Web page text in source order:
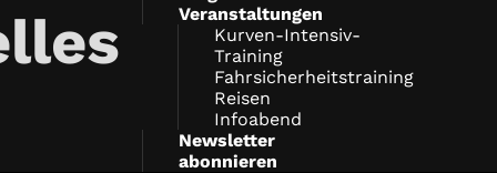
Veranstaltungen
Kurven-Intensiv-
Training
Fahrsicherheitstraining
Reisen
Infoabend
Newsletter
abonnieren